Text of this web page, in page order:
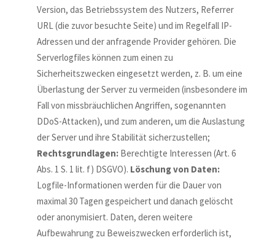
Version, das Betriebssystem des Nutzers, Referrer
URL (die zuvor besuchte Seite) und im Regelfall IP-
Adressen und der anfragende Provider gehören. Die
Serverlogfiles können zum einen zu
Sicherheitszwecken eingesetzt werden, z. B. um eine
Überlastung der Server zu vermeiden (insbesondere im
Fall von missbräuchlichen Angriffen, sogenannten
DDoS-Attacken), und zum anderen, um die Auslastung
der Server und ihre Stabilität sicherzustellen;
Rechtsgrundlagen:Berechtigte Interessen (Art. 6
Abs. 1 S. 1 lit. f) DSGVO). Löschung von Daten:
Logfile-Informationen werden für die Dauer von
maximal 30 Tagen gespeichert und danach gelöscht
oder anonymisiert. Daten, deren weitere
Aufbewahrung zu Beweiszwecken erforderlich ist,